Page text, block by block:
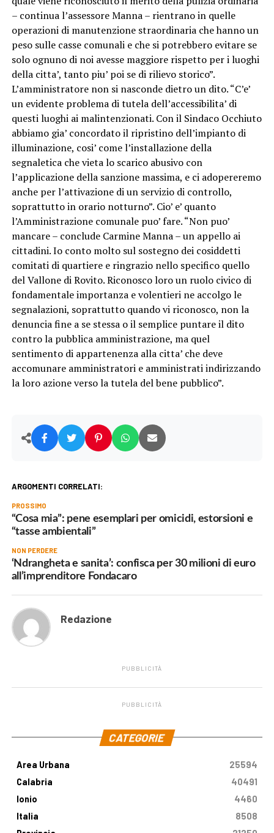
– continua l’assessore Manna – rientrano in quelle
operazioni di manutenzione straordinaria che hanno un
peso sulle casse comunali e che si potrebbero evitare se
solo ognuno di noi avesse maggiore rispetto per i luoghi
della citta’, tanto piu’ poi se di rilievo storico”.
L’amministratore non si nasconde dietro un dito. “C’e’
un evidente problema di tutela dell’accessibilita’ di
questi luoghi ai malintenzionati. Con il Sindaco Occhiuto
abbiamo gia’ concordato il ripristino dell’impianto di
illuminazione, cosi’ come l’installazione della
segnaletica che vieta lo scarico abusivo con
l’applicazione della sanzione massima, e ci adopereremo
anche per l’attivazione di un servizio di controllo,
soprattutto in orario notturno”. Cio’ e’ quanto
l’Amministrazione comunale puo’ fare. “Non puo’
mancare – conclude Carmine Manna – un appello ai
cittadini. Io conto molto sul sostegno dei cosiddetti
comitati di quartiere e ringrazio nello specifico quello
del Vallone di Rovito. Riconosco loro un ruolo civico di
fondamentale importanza e volentieri ne accolgo le
segnalazioni, soprattutto quando vi riconosco, non la
denuncia fine a se stessa o il semplice puntare il dito
contro la pubblica amministrazione, ma quel
sentimento di appartenenza alla citta’ che deve
accomunare amministratori e amministrati indirizzando
la loro azione verso la tutela del bene pubblico”.
ARGOMENTI CORRELATI:
PROSSIMO
“Cosa mia”: pene esemplari per omicidi, estorsioni e
“tasse ambientali”
NON PERDERE
‘Ndrangheta e sanita’: confisca per 30 milioni di euro
all’imprenditore Fondacaro
Redazione
PUBBLICITÀ
PUBBLICITÀ
CATEGORIE
Area Urbana
25594
Calabria
40491
Ionio
4460
Italia
8508